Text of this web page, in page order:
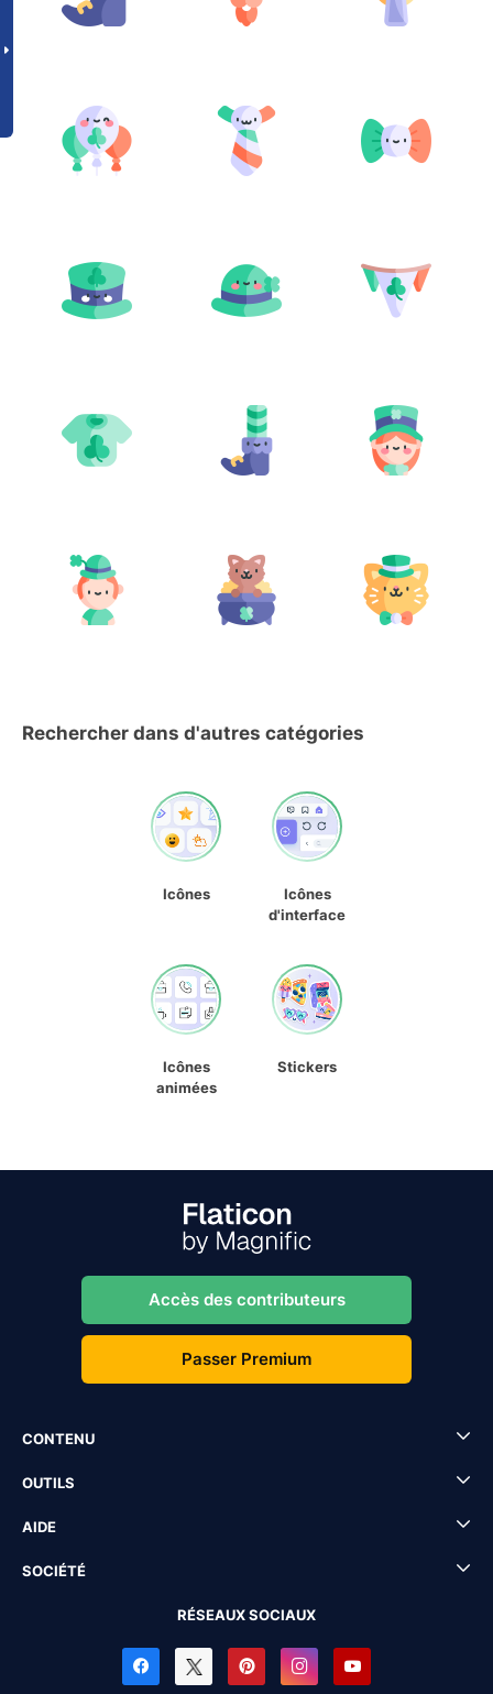
Rechercher dans d'autres catégories
Icônes
Icônes
d'interface
Icônes
animées
Stickers
Accès des contributeurs
Passer Premium
CONTENU
OUTILS
AIDE
SOCIÉTÉ
RÉSEAUX SOCIAUX